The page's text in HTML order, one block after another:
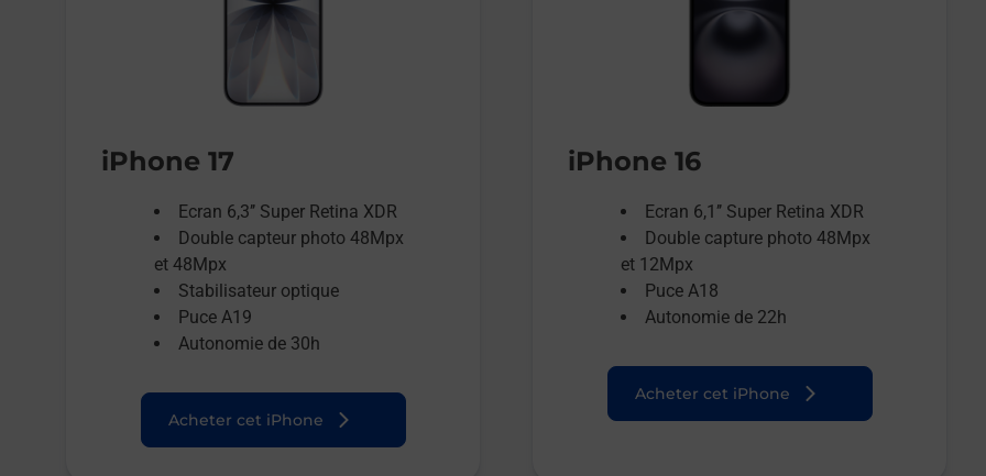
iPhone 17
Ecran 6,3’’ Super Retina XDR
Double capteur photo 48Mpx
et 48Mpx
Stabilisateur optique
Puce A19
Autonomie de 30h
Acheter cet iPhone
iPhone 16
Ecran 6,1’’ Super Retina XDR
Double capture photo 48Mpx
et 12Mpx
Puce A18
Autonomie de 22h
Acheter cet iPhone